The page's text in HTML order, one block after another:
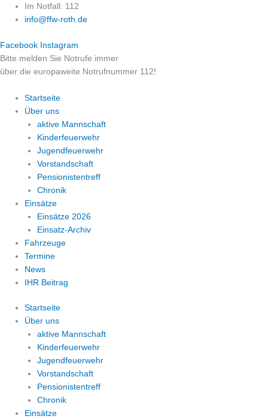
Zum
Inhalt
Im Notfall: 112
info@ffw-roth.de
Facebook Instagram
Bitte melden Sie Notrufe immer
über die europaweite Notrufnummer 112!
Startseite
Über uns
aktive Mannschaft
Kinderfeuerwehr
Jugendfeuerwehr
Vorstandschaft
Pensionistentreff
Chronik
Einsätze
Einsätze 2026
Einsatz-Archiv
Fahrzeuge
Termine
News
IHR Beitrag
Startseite
Über uns
aktive Mannschaft
Kinderfeuerwehr
Jugendfeuerwehr
Vorstandschaft
Pensionistentreff
Chronik
Einsätze